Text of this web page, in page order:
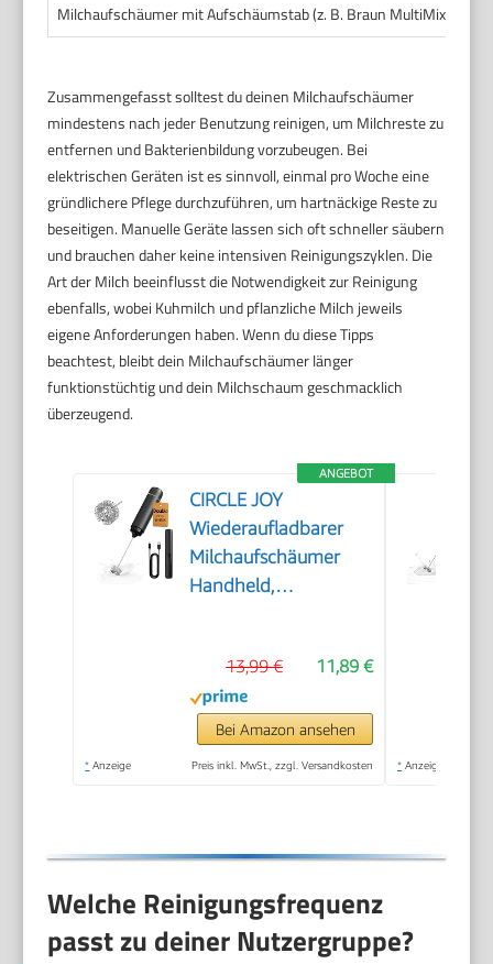
Milchaufschäumer mit Aufschäumstab (z. B. Braun MultiMix)
Zusammengefasst solltest du deinen Milchaufschäumer
mindestens nach jeder Benutzung reinigen, um Milchreste zu
entfernen und Bakterienbildung vorzubeugen. Bei
elektrischen Geräten ist es sinnvoll, einmal pro Woche eine
gründlichere Pflege durchzuführen, um hartnäckige Reste zu
beseitigen. Manuelle Geräte lassen sich oft schneller säubern
und brauchen daher keine intensiven Reinigungszyklen. Die
Art der Milch beeinflusst die Notwendigkeit zur Reinigung
ebenfalls, wobei Kuhmilch und pflanzliche Milch jeweils
eigene Anforderungen haben. Wenn du diese Tipps
beachtest, bleibt dein Milchaufschäumer länger
funktionstüchtig und dein Milchschaum geschmacklich
überzeugend.
ANGEBOT
CIRCLE JOY
Wiederaufladbarer
Milchaufschäumer
Handheld,
Tragbarer
Handaufschäumer,
Zauberstab,
Getränkemixer für
11,89 €
13,99 €
Bei Amazon ansehen
* Anzeige Preis inkl. MwSt., zzgl. Versandkosten * Anzeige
Welche Reinigungsfrequenz
passt zu deiner Nutzergruppe?